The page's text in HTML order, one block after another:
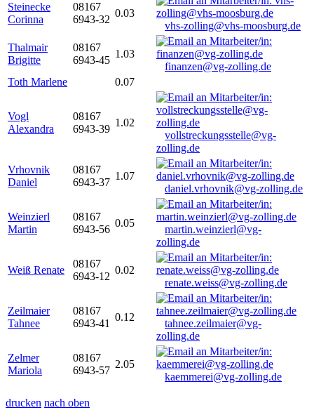
Steinecke
Corinna
08167
6943-32
0.03
vhs-zolling@vhs-moosburg.de
Thalmair
Brigitte
08167
6943-45
1.03
finanzen@vg-zolling.de
Toth Marlene
0.07
Vogl
Alexandra
08167
6943-39
1.02
vollstreckungsstelle@vg-
zolling.de
Vrhovnik
Daniel
08167
6943-37
1.07
daniel.vrhovnik@vg-zolling.de
Weinzierl
Martin
08167
6943-56
0.05
martin.weinzierl@vg-
zolling.de
Weiß Renate
08167
6943-12
0.02
renate.weiss@vg-zolling.de
Zeilmaier
Tahnee
08167
6943-41
0.12
tahnee.zeilmaier@vg-
zolling.de
Zelmer
Mariola
08167
6943-57
2.05
kaemmerei@vg-zolling.de
drucken nach oben